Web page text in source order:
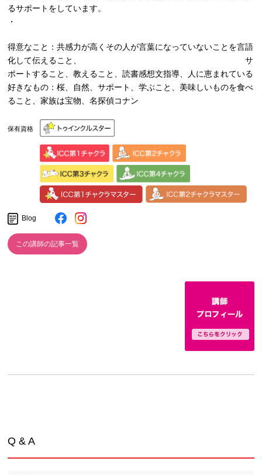
るサポートをしています。
・
得意なこと：共感力が高くその人が言葉になっていないことを言語
化して伝えること、 サ
ポートすること、教えること、読書感想文指導、人に恵まれている
好きなもの：桜、自然、サポート、学ぶこと、美味しいものを食べ
ること、家族は宝物、名探偵コナン
保有資格
Blog
この講師の記事一覧
Q & A